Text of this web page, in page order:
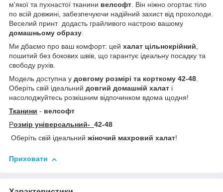
м'якої та пухнастої тканини велсофт. Він ніжно огортає тіло
по всій довжині, забезпечуючи надійний захист від прохолоди.
Веселий принт додасть грайливого настрою вашому
домашньому образу.
Ми дбаємо про ваш комфорт: цей халат цільнокрійний,
пошитий без бокових швів, що гарантує ідеальну посадку та
свободу рухів.
Модель доступна у довгому розмірі та корткому 42-48.
Оберіть свій ідеальний довгий домашній халат і
насолоджуйтесь розкішним відпочинком вдома щодня!
Тканини - велсофт
Розмір універсальний- 42-48
Оберіть свій ідеальний жіночий махровий халат!
Приховати